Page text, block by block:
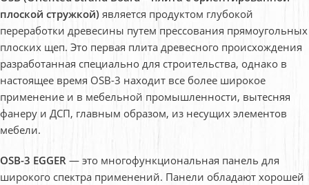
плоской стружкой) является продуктом глубокой
переработки древесины путем прессования прямоугольных
плоских щеп. Это первая плита древесного происхождения
разработанная специально для строительства, однако в
настоящее время OSB-3 находит все более широкое
применение и в мебельной промышленности, вытесняя
фанеру и ДСП, главным образом, из несущих элементов
мебели.
OSB-3 EGGER — это многофункциональная панель для
широкого спектра применений. Панели обладают хорошей